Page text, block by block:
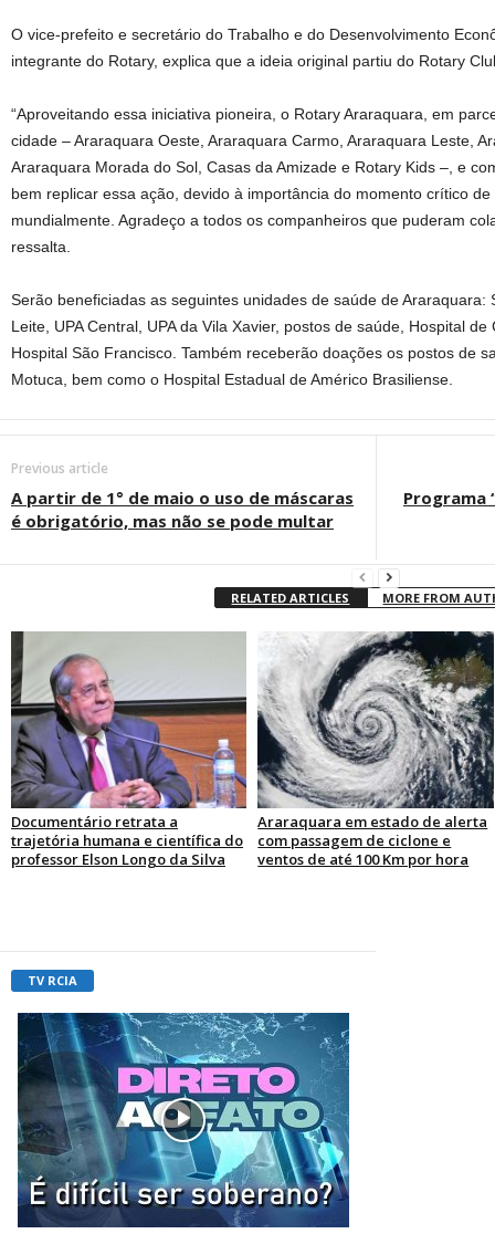
O vice-prefeito e secretário do Trabalho e do Desenvolvimento
integrante do Rotary, explica que a ideia original partiu do Rotary
“Aproveitando essa iniciativa pioneira, o Rotary Araraquara, em
cidade – Araraquara Oeste, Araraquara Carmo, Araraquara Leste,
Araraquara Morada do Sol, Casas da Amizade e Rotary Kids –, e
bem replicar essa ação, devido à importância do momento crítico
mundialmente. Agradeço a todos os companheiros que puderam
ressalta.
Serão beneficiadas as seguintes unidades de saúde de
Leite, UPA Central, UPA da Vila Xavier, postos de saúde, Hospital
Hospital São Francisco. Também receberão doações os postos de
Motuca, bem como o Hospital Estadual de Américo Brasiliense.
Previous article
A partir de 1° de maio o uso de máscaras
é obrigatório, mas não se pode multar
Programa
RELATED ARTICLES MORE FROM
Documentário retrata a
trajetória humana e científica do
professor Elson Longo da Silva
Araraquara em estado de alerta
com passagem de ciclone e
ventos de até 100 Km por hora
TV RCIA